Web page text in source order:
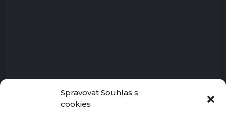
Spravovat Souhlas s
cookies